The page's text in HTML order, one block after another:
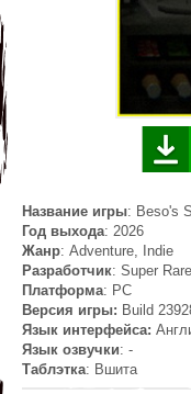
Название игры: Beso's
Год выхода: 2026
Жанр: Adventure, Indie
Разработчик: Super
Платформа: PC
Версия игры: Build
Язык интерфейса:
Язык озвучки: -
Таблэтка: Вшита